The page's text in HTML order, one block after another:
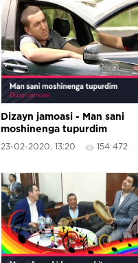
Dizayn jamoasi - Man sani
moshinenga tupurdim
23-02-2020, 13:20 154 472